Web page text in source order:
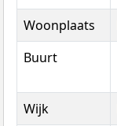
Woonplaats
Buurt
Wijk